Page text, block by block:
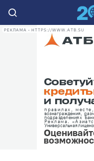
РЕКЛАМА • HTTPS://WWW.ATB.SU